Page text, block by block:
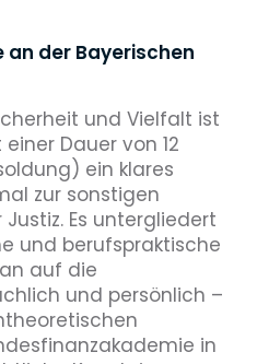
an der Bayerischen
und Vielfalt ist
Dauer von 12
ein klares
zur sonstigen
Es untergliedert
und berufspraktische
auf die
und persönlich –
in